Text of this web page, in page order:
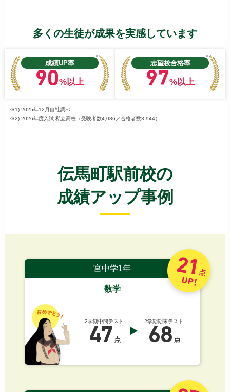
多くの生徒が成果を実感しています
成績UP率
※1
90%以上
志望校合格率
※2
97%以上
※1) 2025年12月自社調べ
※2) 2026年度入試 私立高校（受験者数4,086／合格者数3,944）
伝馬町駅前校の
成績アップ事例
宮中学1年
数学
2学期中間テスト
47 点
2学期期末テスト
68 点
21点
UP!